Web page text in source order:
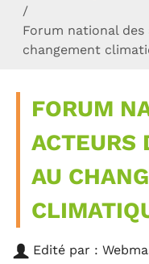
Forum national des
changement
FORUM
ACTEURS
AU
Edité par :